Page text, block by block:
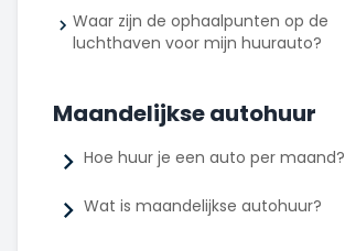
Waar zijn de ophaalpunten op de
luchthaven voor mijn huurauto?
Maandelijkse autohuur
Hoe huur je een auto per maand?
Wat is maandelijkse autohuur?